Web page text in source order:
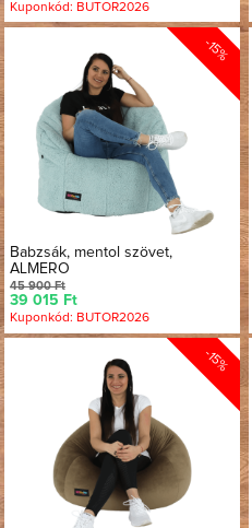
Kuponkód: BUTOR2026
-15%
Babzsák, mentol szövet,
ALMERO
45 900 Ft
39 015 Ft
Kuponkód: BUTOR2026
-15%